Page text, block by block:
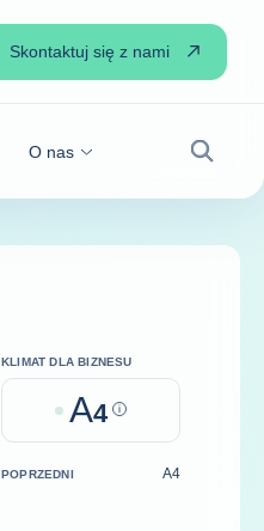
O nas
Skontaktuj się z nami
KLIMAT DLA BIZNESU
A4 Help
POPRZEDNI A4